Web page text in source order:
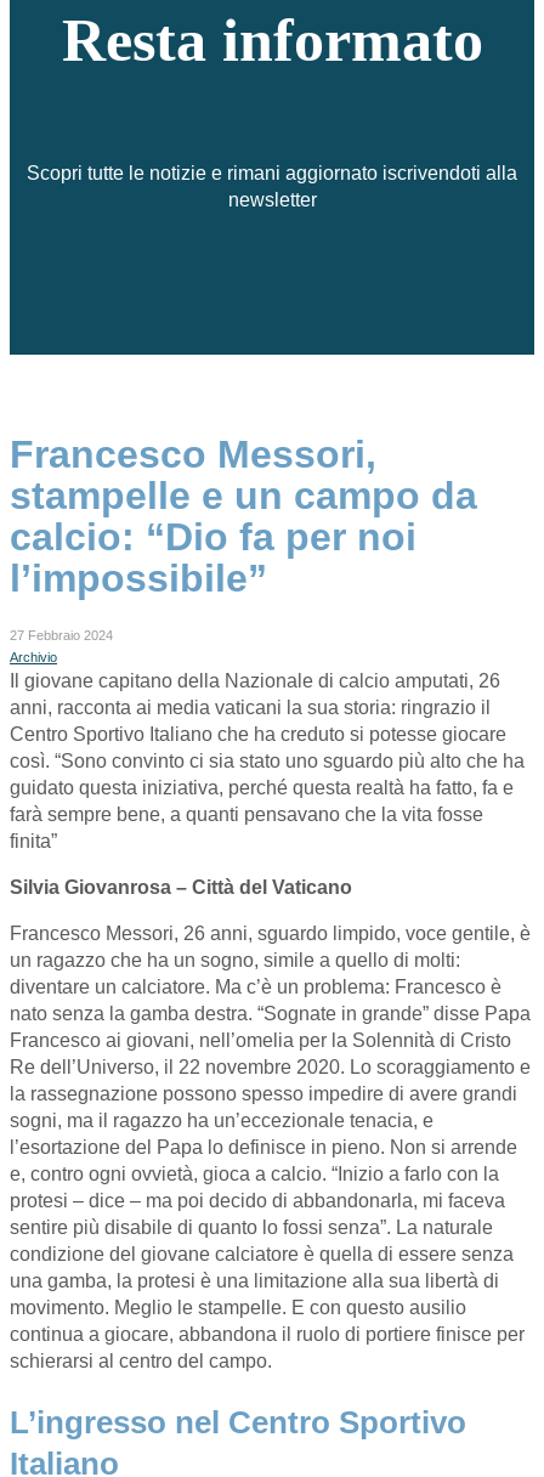
Resta informato
Scopri tutte le notizie e rimani aggiornato iscrivendoti alla
newsletter
Francesco Messori,
stampelle e un campo da
calcio: “Dio fa per noi
l’impossibile”
27 Febbraio 2024
Archivio
Il giovane capitano della Nazionale di calcio amputati, 26
anni, racconta ai media vaticani la sua storia: ringrazio il
Centro Sportivo Italiano che ha creduto si potesse giocare
così. “Sono convinto ci sia stato uno sguardo più alto che ha
guidato questa iniziativa, perché questa realtà ha fatto, fa e
farà sempre bene, a quanti pensavano che la vita fosse
finita”
Silvia Giovanrosa – Città del Vaticano
Francesco Messori, 26 anni, sguardo limpido, voce gentile, è
un ragazzo che ha un sogno, simile a quello di molti:
diventare un calciatore. Ma c’è un problema: Francesco è
nato senza la gamba destra. “Sognate in grande” disse Papa
Francesco ai giovani, nell’omelia per la Solennità di Cristo
Re dell’Universo, il 22 novembre 2020. Lo scoraggiamento e
la rassegnazione possono spesso impedire di avere grandi
sogni, ma il ragazzo ha un’eccezionale tenacia, e
l’esortazione del Papa lo definisce in pieno. Non si arrende
e, contro ogni ovvietà, gioca a calcio. “Inizio a farlo con la
protesi – dice – ma poi decido di abbandonarla, mi faceva
sentire più disabile di quanto lo fossi senza”. La naturale
condizione del giovane calciatore è quella di essere senza
una gamba, la protesi è una limitazione alla sua libertà di
movimento. Meglio le stampelle. E con questo ausilio
continua a giocare, abbandona il ruolo di portiere finisce per
schierarsi al centro del campo.
L’ingresso nel Centro Sportivo
Italiano